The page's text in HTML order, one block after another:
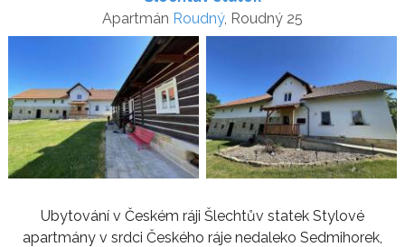
Apartmán Roudný, Roudný 25
Ubytování v Českém ráji Šlechtův statek Stylové
apartmány v srdci Českého ráje nedaleko Sedmihorek,